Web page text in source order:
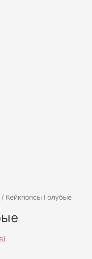
/ Кейкпопсы Голубые